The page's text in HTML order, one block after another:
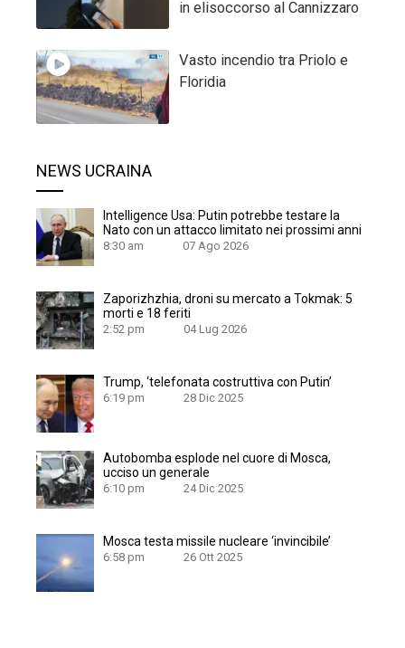
in elisoccorso al Cannizzaro
Vasto incendio tra Priolo e
Floridia
NEWS UCRAINA
Intelligence Usa: Putin potrebbe testare la
Nato con un attacco limitato nei prossimi anni
8:30 am 07 Ago 2026
Zaporizhzhia, droni su mercato a Tokmak: 5
morti e 18 feriti
2:52 pm 04 Lug 2026
Trump, ‘telefonata costruttiva con Putin’
6:19 pm 28 Dic 2025
Autobomba esplode nel cuore di Mosca,
ucciso un generale
6:10 pm 24 Dic 2025
Mosca testa missile nucleare ‘invincibile’
6:58 pm 26 Ott 2025